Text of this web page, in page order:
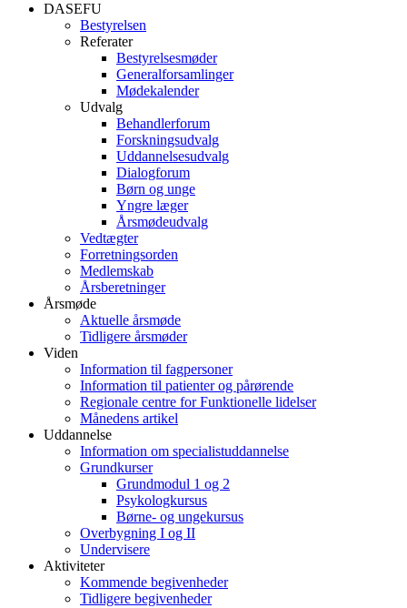
DASEFU
Bestyrelsen
Referater
Bestyrelsesmøder
Generalforsamlinger
Mødekalender
Udvalg
Behandlerforum
Forskningsudvalg
Uddannelsesudvalg
Dialogforum
Børn og unge
Yngre læger
Årsmødeudvalg
Vedtægter
Forretningsorden
Medlemskab
Årsberetninger
Årsmøde
Aktuelle årsmøde
Tidligere årsmøder
Viden
Information til fagpersoner
Information til patienter og pårørende
Regionale centre for Funktionelle lidelser
Månedens artikel
Uddannelse
Information om specialistuddannelse
Grundkurser
Grundmodul 1 og 2
Psykologkursus
Børne- og ungekursus
Overbygning I og II
Undervisere
Aktiviteter
Kommende begivenheder
Tidligere begivenheder